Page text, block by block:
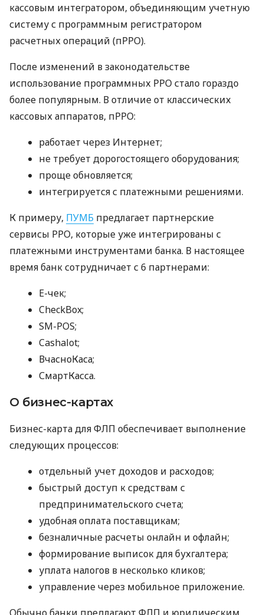
кассовым интегратором, объединяющим учетную
систему с программным регистратором
расчетных операций (пРРО).
После изменений в законодательстве
использование программных РРО стало гораздо
более популярным. В отличие от классических
кассовых аппаратов, пРРО:
работает через Интернет;
не требует дорогостоящего оборудования;
проще обновляется;
интегрируется с платежными решениями.
К примеру, ПУМБ предлагает партнерские
сервисы РРО, которые уже интегрированы с
платежными инструментами банка. В настоящее
время банк сотрудничает с 6 партнерами:
E-чек;
CheckBox;
SM-POS;
Cashalot;
ВчасноКаса;
СмартКасса.
О бизнес-картах
Бизнес-карта для ФЛП обеспечивает выполнение
следующих процессов:
отдельный учет доходов и расходов;
быстрый доступ к средствам с
предпринимательского счета;
удобная оплата поставщикам;
безналичные расчеты онлайн и офлайн;
формирование выписок для бухгалтера;
уплата налогов в несколько кликов;
управление через мобильное приложение.